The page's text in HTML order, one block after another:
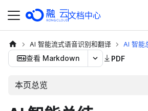
文档中心
AI 智能流式语音识别和翻译 AI 智能
查看 Markdown PDF
本页总览